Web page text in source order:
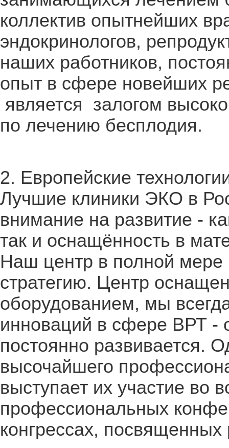
коллектив опытнейших
эндокринологов,
наших работников,
опыт в сфере новейших
является залогом
по лечению бесплодия.
2. Европейские
Лучшие клиники ЭКО в
внимание на развитие -
так и оснащённость в
Наш центр в полной
стратегию. Центр
оборудованием, мы
инноваций в сфере ВРТ -
постоянно развивается.
высочайшего
выступает их участие во
профессиональных
конгрессах, посвященных